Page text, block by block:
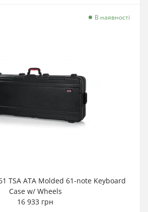
В наявності
TSA ATA Molded 61-note Keyboard
Case w/ Wheels
16 933 грн